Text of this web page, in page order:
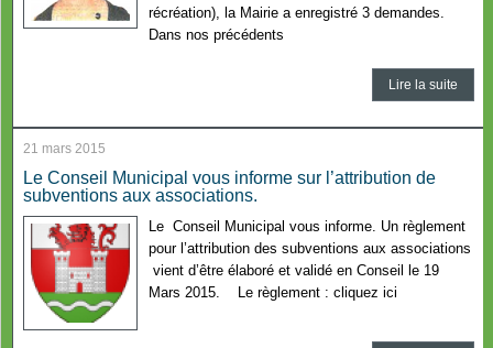
récréation), la Mairie a enregistré 3 demandes.
Dans nos précédents
Lire la suite
21 mars 2015
Le Conseil Municipal vous informe sur l’attribution de
subventions aux associations.
Le Conseil Municipal vous informe. Un règlement
pour l’attribution des subventions aux associations
vient d’être élaboré et validé en Conseil le 19
Mars 2015. Le règlement : cliquez ici